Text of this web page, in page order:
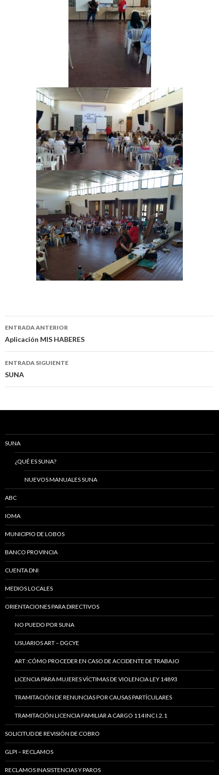
Navegación
de
entradas
ENTRADA ANTERIOR
Aplicación MIS HABERES
ENTRADA SIGUIENTE
SUNA
SUNA
¿QUÉ ES SUNA?
NUEVOS MANUALES SUNA
ABC
IOMA
MUNICIPIO DE LOBOS
BANCO PROVINCIA
CUENTA DNI
MEDIOS LOCALES
ORIENTACIONES PARA DIRECTIVOS
NO PUEDO POR SUNA
USUARIOS ART – DGCYE
ART :CÓMO PROCEDER EN CASO DE ACCIDENTE DE TRABAJO
LICENCIA PARA MUJERES VÍCTIMAS DE VIOLENCIA LEY 14893
TRAMITACIÓN DE RENUNCIAS POR CAUSAS PARTÍCULARES
TRAMITACIÓN LICENCIA FAMILIAR A CARGO 114 INC I.2.1
SOLICITUD DE REVISIÓN DE COBRO
GLPI – RECLAMOS
RECLAMOS INASISTENCIAS Y PAROS